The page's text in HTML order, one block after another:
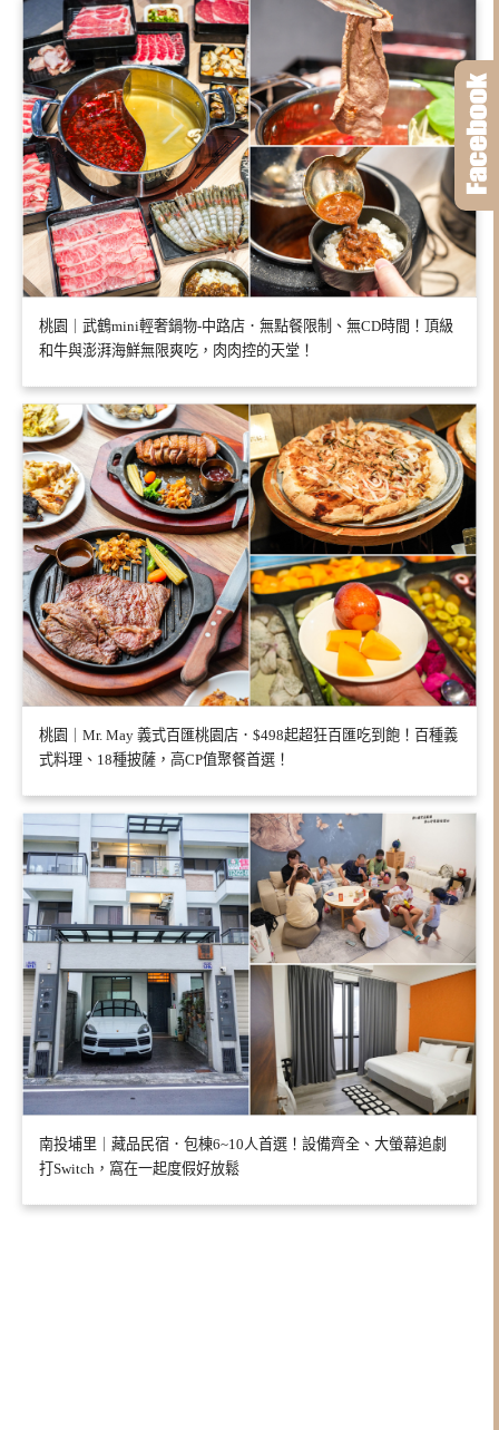
桃園｜武鶴mini輕奢鍋物-中路店．無點餐限制、無CD時間！頂級
和牛與澎湃海鮮無限爽吃，肉肉控的天堂！
桃園｜Mr. May 義式百匯桃園店．$498起超狂百匯吃到飽！百種義
式料理、18種披薩，高CP值聚餐首選！
南投埔里｜藏品民宿．包棟6~10人首選！設備齊全、大螢幕追劇
打Switch，窩在一起度假好放鬆